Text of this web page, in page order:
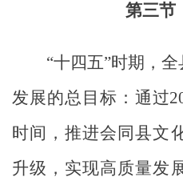
第三节
“十四五”时期，
发展的总目标：通过
时间，推进会同县文
升级，实现高质量发